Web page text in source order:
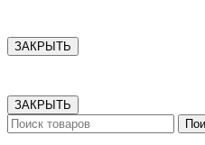
ЗАКРЫТЬ
ЗАКРЫТЬ